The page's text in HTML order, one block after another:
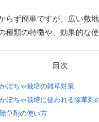
ず簡単ですが、広い敷
種類の特徴や、効果的な
目次
かぼちゃ栽培の雑草対策
かぼちゃ栽培に使われる除草剤
除草剤の使い方